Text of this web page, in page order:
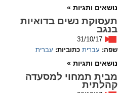
נושאים ותגיות »
תעסוקת נשים בדואיות
בנגב
31/10/17
שפה: עברית כתוביות: עברית
נושאים ותגיות »
מבית תמחוי למסעדה
קהלתית